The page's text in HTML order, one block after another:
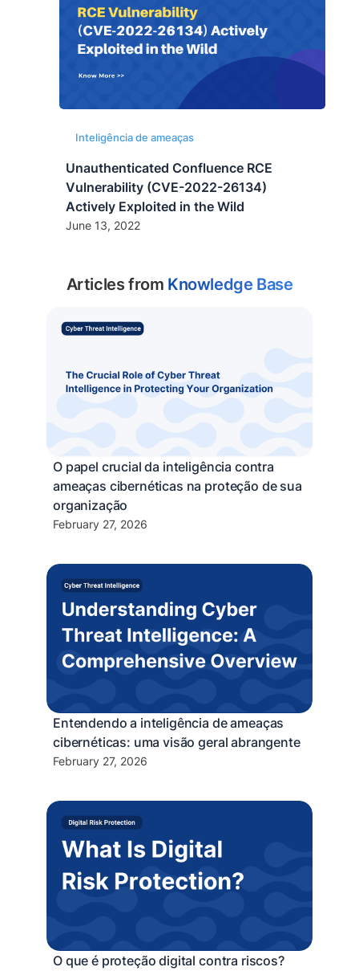
Inteligência de ameaças
Unauthenticated Confluence RCE
Vulnerability (CVE-2022-26134)
Actively Exploited in the Wild
June 13, 2022
Articles from Knowledge Base
O papel crucial da inteligência contra
ameaças cibernéticas na proteção de sua
organização
February 27, 2026
Entendendo a inteligência de ameaças
cibernéticas: uma visão geral abrangente
February 27, 2026
O que é proteção digital contra riscos?